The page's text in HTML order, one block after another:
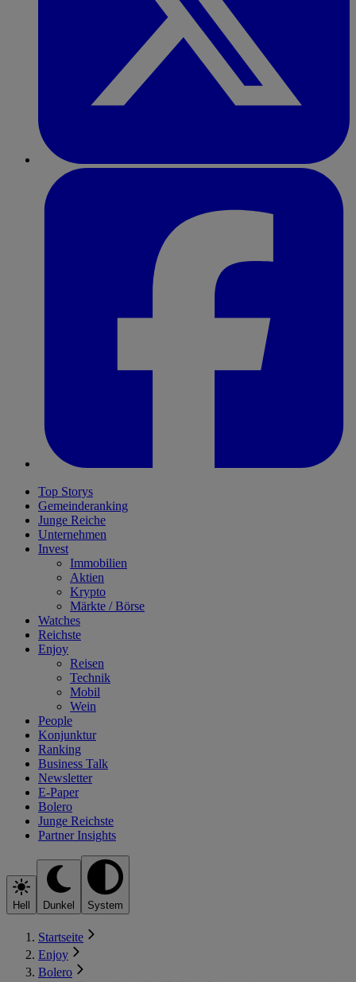
Top Storys
Gemeinderanking
Junge Reiche
Unternehmen
Invest
Immobilien
Aktien
Krypto
Märkte / Börse
Watches
Reichste
Enjoy
Reisen
Technik
Mobil
Wein
People
Konjunktur
Ranking
Business Talk
Newsletter
E-Paper
Bolero
Junge Reichste
Partner Insights
Hell Dunkel System
Startseite
Enjoy
Bolero